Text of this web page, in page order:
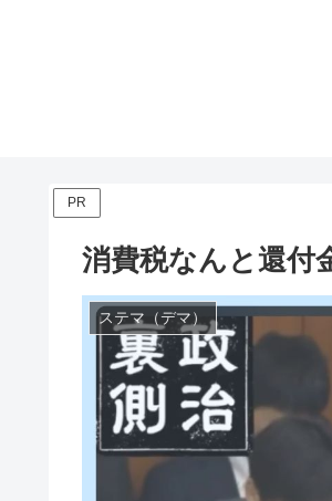
PR
消費税なんと還付
ステマ（デマ）